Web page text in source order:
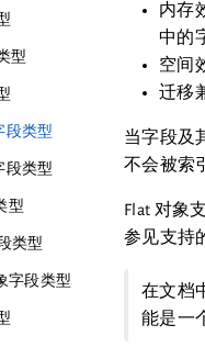
型
段类型
段类型
型
类型
字段类型
内存
中的
空间
迁移
当字段及
不会被索
Flat 对象
参见支持
在文档
能是一